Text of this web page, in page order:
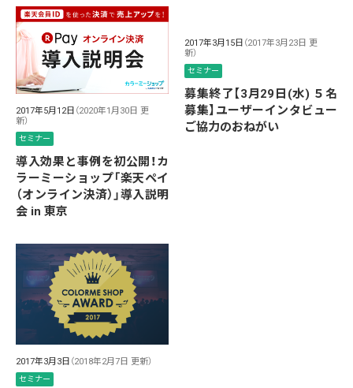
2017年5月12日 （2020年1月30日 更
新）
セミナー
導入効果と事例を初公開！カ
ラーミーショップ「楽天ペイ
（オンライン決済）」導入説明
会 in 東京
2017年3月15日 （2017年3月23日 更
新）
セミナー
募集終了【3月29日(水) ５名
募集】ユーザーインタビュー
ご協力のおねがい
2017年3月3日 （2018年2月7日 更新）
セミナー